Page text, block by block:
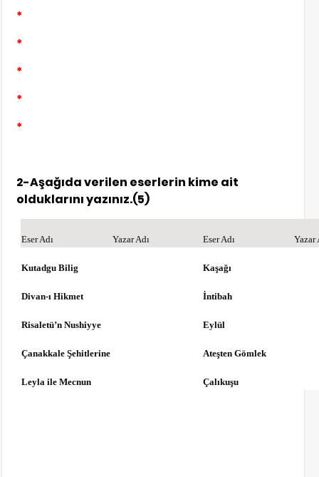
*
*
*
*
*
2-Aşağıda verilen eserlerin kime ait
olduklarını yazınız.(5)
Eser Adı Yazar Adı Eser Adı Yazar
Kutadgu Bilig Kaşağı
Divan-ı Hikmet İntibah
Risaletü’n Nushiyye Eylül
Çanakkale Şehitlerine Ateşten Gömlek
Leyla ile Mecnun Çalıkuşu